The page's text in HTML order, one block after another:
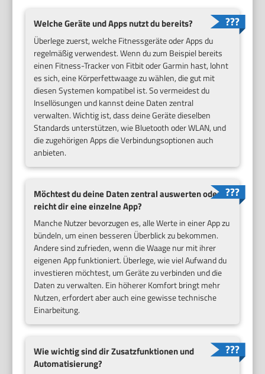
Welche Geräte und Apps nutzt du bereits?
Überlege zuerst, welche Fitnessgeräte oder Apps du
regelmäßig verwendest. Wenn du zum Beispiel bereits
einen Fitness-Tracker von Fitbit oder Garmin hast, lohnt
es sich, eine Körperfettwaage zu wählen, die gut mit
diesen Systemen kompatibel ist. So vermeidest du
Insellösungen und kannst deine Daten zentral
verwalten. Wichtig ist, dass deine Geräte dieselben
Standards unterstützen, wie Bluetooth oder WLAN, und
die zugehörigen Apps die Verbindungsoptionen auch
anbieten.
Möchtest du deine Daten zentral auswerten oder
reicht dir eine einzelne App?
Manche Nutzer bevorzugen es, alle Werte in einer App zu
bündeln, um einen besseren Überblick zu bekommen.
Andere sind zufrieden, wenn die Waage nur mit ihrer
eigenen App funktioniert. Überlege, wie viel Aufwand du
investieren möchtest, um Geräte zu verbinden und die
Daten zu verwalten. Ein höherer Komfort bringt mehr
Nutzen, erfordert aber auch eine gewisse technische
Einarbeitung.
Wie wichtig sind dir Zusatzfunktionen und
Automatisierung?